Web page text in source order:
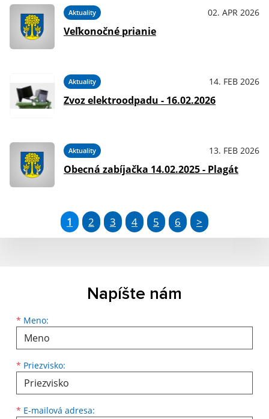
Aktuality 02. APR 2026
Veľkonočné prianie
Aktuality 14. FEB 2026
Zvoz elektroodpadu - 16.02.2026
Aktuality 13. FEB 2026
Obecná zabíjačka 14.02.2025 - Plagát
1 2 3 4 5 6 >
Napíšte nám
* Meno:
Meno
* Priezvisko:
Priezvisko
* E-mailová adresa:
E-mailová adresa